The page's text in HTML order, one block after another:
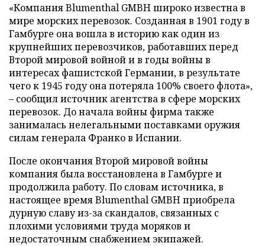
«Компания Blumenthal GMBH широко известна в
мире морских перевозок. Созданная в 1901 году в
Гамбурге она вошла в историю как один из
крупнейших перевозчиков, работавших перед
Второй мировой войной и в годы войны в
интересах фашистской Германии, в результате
чего к 1945 году она потеряла 100% своего флота»,
– сообщил источник агентства в сфере морских
перевозок. До начала войны фирма также
занималась нелегальными поставками оружия
силам генерала Франко в Испании.
После окончания Второй мировой войны
компания была восстановлена в Гамбурге и
продолжила работу. По словам источника, в
настоящее время Blumenthal GMBH приобрела
дурную славу из-за скандалов, связанных с
плохими условиями труда моряков и
недостаточным снабжением экипажей.